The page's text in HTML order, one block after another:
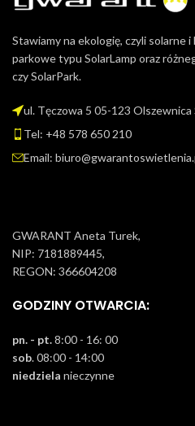
Stawiamy na ekologię, czyli solarne
parkowe typu SolarLamp oraz
czy SolarPark.
ul. Tęczowa 5 05-123 Olszewnica
Tel: +48 578 650 210
Email:
GWARANT Aneta Turek,
NIP: 7181889445,
REGON: 366604208
GODZINY OTWARCIA:
pn. - pt.8:00 - 16: 00
sob. 08:00 - 14:00
niedziela nieczynne